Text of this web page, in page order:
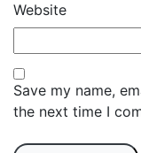
Website
Save my name,
the next time I